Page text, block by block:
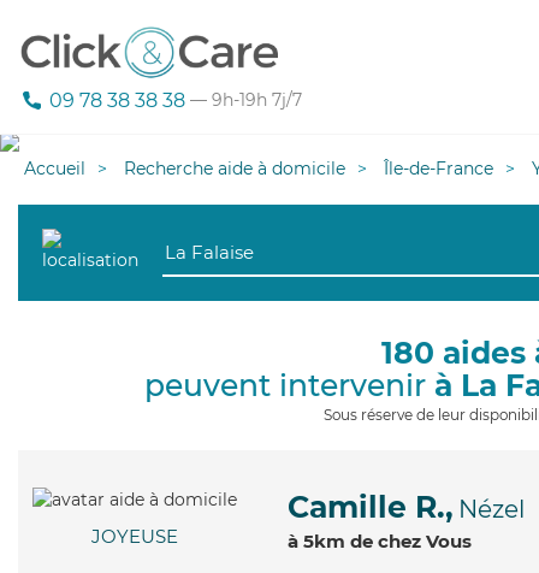
09 78 38 38 38 — 9h-19h 7j/7
Accueil Recherche aide à domicile Île-de-France
180
peuvent intervenir à La
Sous réserve de leur
JOYEUSE
Camille R., Nézel
à 5km de chez Vous